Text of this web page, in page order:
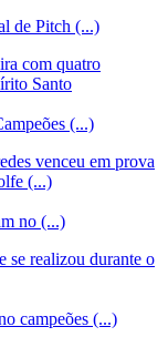
de Pitch (...)
com quatro
Santo
(...)
venceu em prova
(...)
no (...)
se realizou durante o
campeões (...)